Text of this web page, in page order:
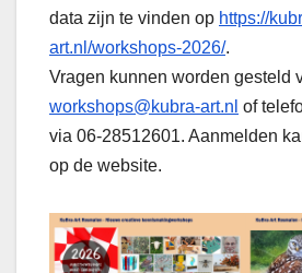
data zijn te vinden op https://
art.nl/workshops-2026/.
Vragen kunnen worden gesteld
workshops@kubra-art.nl of
via 06-28512601. Aanmelden
op de website.